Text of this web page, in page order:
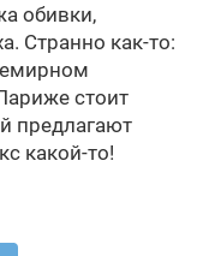
обивки,
Странно как-то:
стоит
предлагают
какой-то!